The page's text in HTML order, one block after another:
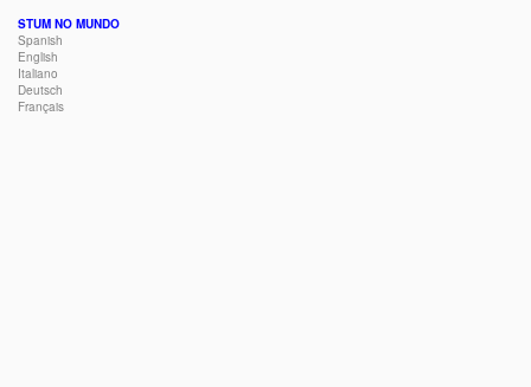
STUM NO MUNDO
Spanish
English
Italiano
Deutsch
Français